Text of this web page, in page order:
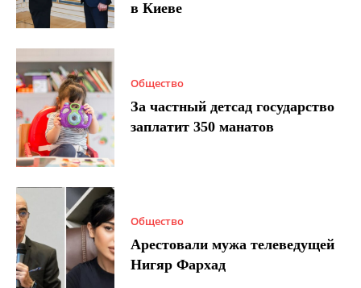
в Киеве
Общество
За частный детсад государство
заплатит 350 манатов
Общество
Арестовали мужа телеведущей
Нигяр Фархад